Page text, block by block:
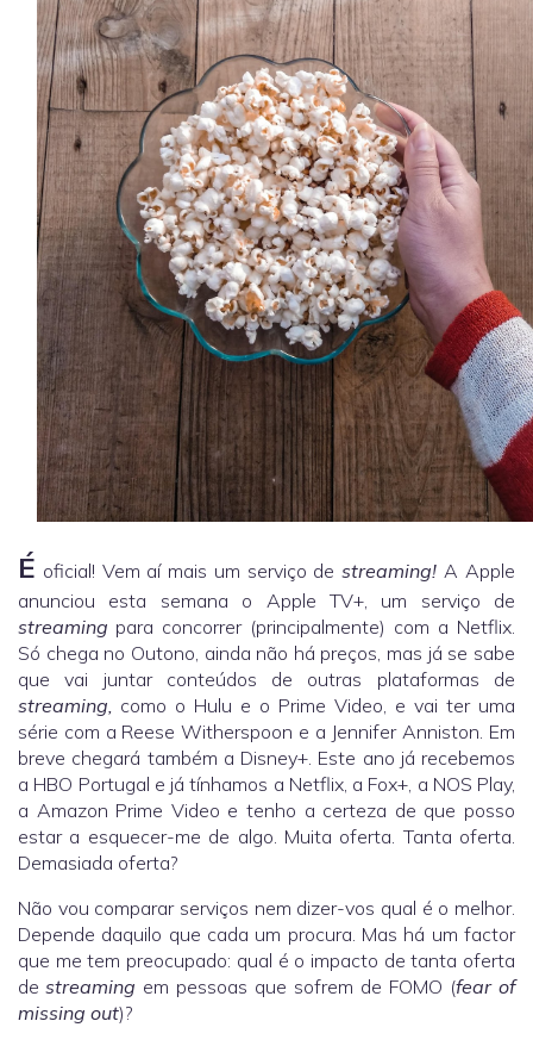
É oficial! Vem aí mais um serviço de streaming! A Apple
anunciou esta semana o Apple TV+, um serviço de
streaming para concorrer (principalmente) com a Netflix.
Só chega no Outono, ainda não há preços, mas já se sabe
que vai juntar conteúdos de outras plataformas de
streaming, como o Hulu e o Prime Video, e vai ter uma
série com a Reese Witherspoon e a Jennifer Anniston. Em
breve chegará também a Disney+. Este ano já recebemos
a HBO Portugal e já tínhamos a Netflix, a Fox+, a NOS Play,
a Amazon Prime Video e tenho a certeza de que posso
estar a esquecer-me de algo. Muita oferta. Tanta oferta.
Demasiada oferta?
Não vou comparar serviços nem dizer-vos qual é o melhor.
Depende daquilo que cada um procura. Mas há um factor
que me tem preocupado: qual é o impacto de tanta oferta
de streaming em pessoas que sofrem de FOMO (fear of
missing out)?